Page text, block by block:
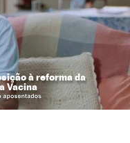
à reforma da
Vacina